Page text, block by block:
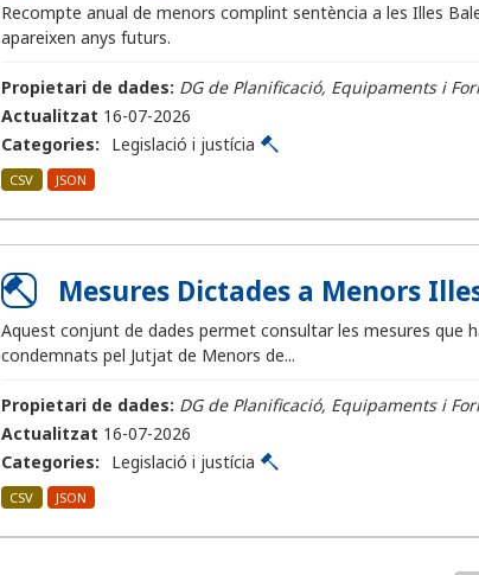
Recompte anual de menors complint sentència a les Illes
apareixen anys futurs.
Propietari de dades: DG de Planificació, Equipaments i
Actualitzat 16-07-2026
Categories:
Legislació i justícia
CSV JSON
Mesures Dictades a Menors
Aquest conjunt de dades permet consultar les mesures que
condemnats pel Jutjat de Menors de...
Propietari de dades: DG de Planificació, Equipaments i
Actualitzat 16-07-2026
Categories:
Legislació i justícia
CSV JSON